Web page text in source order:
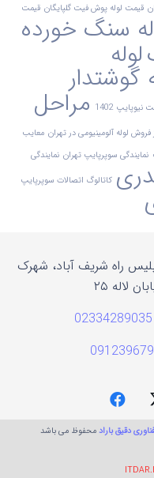
قیمت لوله پوش فیت گلپایگان قیمت
سنگ خورده
لوله
گوشتدار
1402 مراحل
فروش لوله آلومینیومی در تهران معایب
نمایندگی سوپرپایپ تهران نمایندگی
کاتالوگ اتصالات سوپرپایپ
راه شریف آباد، شهرک
لاله ۲۵
دقیق بارادمحفوظ می باشد